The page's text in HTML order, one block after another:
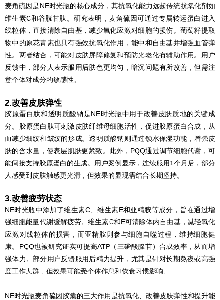
麦角硫因是NE时光瓶的核心成分，其抗氧化能力远超传统抗氧化剂如
维生素C和谷胱甘肽。研究表明，麦角硫因可通过专属转运蛋白进入
线粒体，直接清除自由基，减少氧化应激对细胞的损伤。葡萄籽提取
物中的原花青素也具有强效抗氧化作用，能中和自由基并增强血管弹
性。两者结合，可能对皮肤屏障修复和预防光老化有辅助作用。用户
反馈中，部分人表示服用后肤色更均匀，暗沉问题有所改善，但需注
意个体对成分的敏感性。
2.改善皮肤弹性
胶原蛋白肽和透明质酸钠是NE时光瓶中用于改善皮肤质地的关键成
分。胶原蛋白肽可刺激皮肤纤维母细胞活性，促进胶原蛋白合成，从
而减少细纹和皱纹的形成。透明质酸钠则通过锁水保湿功能，增强皮
肤的含水量，使表层肌肤更紧致。此外，PQQ通过调节细胞代谢，可
能间接支持胶原蛋白的生成。用户案例显示，连续服用1个月后，部分
人感受到皮肤触感更光滑，但效果的显现需结合长期坚持。
3.改善疲劳状态
NE时光瓶中添加了维生素C、维生素E和亚精胺等成分，旨在通过增
强细胞能量代谢缓解疲劳。维生素C和E可清除体内自由基，减轻氧化
应激对线粒体的损害，而亚精胺则参与细胞自噬过程，维持细胞健
康。PQQ也被研究证实可提高ATP（三磷酸腺苷）合成效率，从而增
强体力。部分用户反馈服用后精力提升，尤其是针对长期熬夜或高强
度工作人群，但效果可能受个体作息和饮食习惯影响。
NE时光瓶麦角硫因胶囊的三大作用是抗氧化、改善皮肤弹性和提升能